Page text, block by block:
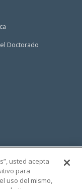
Doctorado
usted acepta
para
uso del mismo,